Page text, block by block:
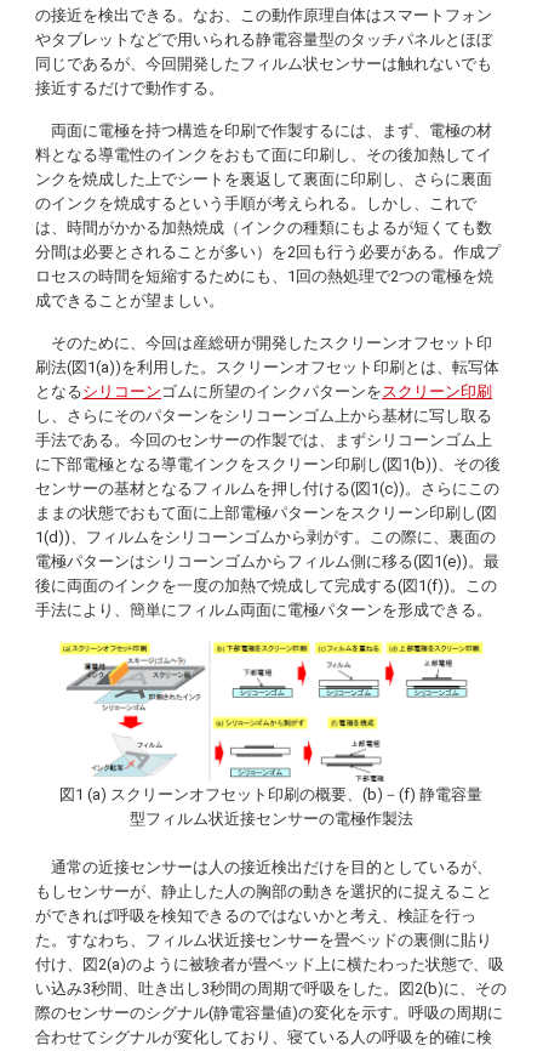
の接近を検出できる。なお、この動作原理自体はスマートフォン
やタブレットなどで用いられる静電容量型のタッチパネルとほぼ
同じであるが、今回開発したフィルム状センサーは触れないでも
接近するだけで動作する。
両面に電極を持つ構造を印刷で作製するには、まず、電極の材
料となる導電性のインクをおもて面に印刷し、その後加熱してイ
ンクを焼成した上でシートを裏返して裏面に印刷し、さらに裏面
のインクを焼成するという手順が考えられる。しかし、これで
は、時間がかかる加熱焼成（インクの種類にもよるが短くても数
分間は必要とされることが多い）を2回も行う必要がある。作成プ
ロセスの時間を短縮するためにも、1回の熱処理で2つの電極を焼
成できることが望ましい。
そのために、今回は産総研が開発したスクリーンオフセット印
刷法(図1(a))を利用した。スクリーンオフセット印刷とは、転写体
となるシリコーンゴムに所望のインクパターンをスクリーン印刷
し、さらにそのパターンをシリコーンゴム上から基材に写し取る
手法である。今回のセンサーの作製では、まずシリコーンゴム上
に下部電極となる導電インクをスクリーン印刷し(図1(b))、その後
センサーの基材となるフィルムを押し付ける(図1(c))。さらにこの
ままの状態でおもて面に上部電極パターンをスクリーン印刷し(図
1(d))、フィルムをシリコーンゴムから剥がす。この際に、裏面の
電極パターンはシリコーンゴムからフィルム側に移る(図1(e))。最
後に両面のインクを一度の加熱で焼成して完成する(図1(f))。この
手法により、簡単にフィルム両面に電極パターンを形成できる。
図1 (a) スクリーンオフセット印刷の概要、(b)－(f) 静電容量
型フィルム状近接センサーの電極作製法
通常の近接センサーは人の接近検出だけを目的としているが、
もしセンサーが、静止した人の胸部の動きを選択的に捉えること
ができれば呼吸を検知できるのではないかと考え、検証を行っ
た。すなわち、フィルム状近接センサーを畳ベッドの裏側に貼り
付け、図2(a)のように被験者が畳ベッド上に横たわった状態で、吸
い込み3秒間、吐き出し3秒間の周期で呼吸をした。図2(b)に、その
際のセンサーのシグナル(静電容量値)の変化を示す。呼吸の周期に
合わせてシグナルが変化しており、寝ている人の呼吸を的確に検